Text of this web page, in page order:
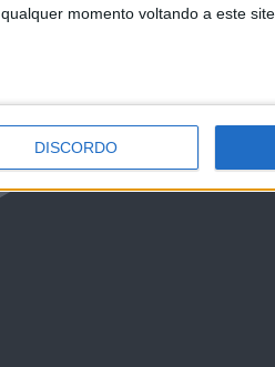
momento voltando a este
DISCORDO